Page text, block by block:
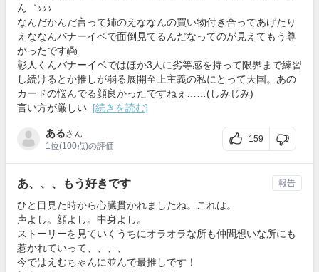
ん゛ｯｯｯ
なんだかんだ言って姉のえななんの買い物付き合ってあげたり
えななんバナーイベで面倒見てるんだなってのが見えてもう尊
かったです👼
彰人くんバナーイベではほか3人に劣等感を持って限界まで練習
し続けるとか推しが弱る展開至上主義の私にとって天国。あの
カードの悩んでる顔良かったですねぇ……(しみじみ)
言い方が厳しい [続きを読む]
あるさん
1位(100点)の評価
159
あ、、、もう好きです
ひと目見た時から心臓貫かれましたね。これは。
声よし。顔よし。中身よし。
ストーリーを見ていくうちにオラオラな所も仲間想いな所にも
惹かれていって、、、、
今ではえむちゃんに並んで最推しです！
報告